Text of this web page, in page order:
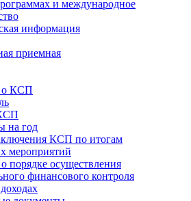
и международное
информация
приемная
о КСП
на год
КСП по итогам
мероприятий
порядке осуществления
финансового контроля